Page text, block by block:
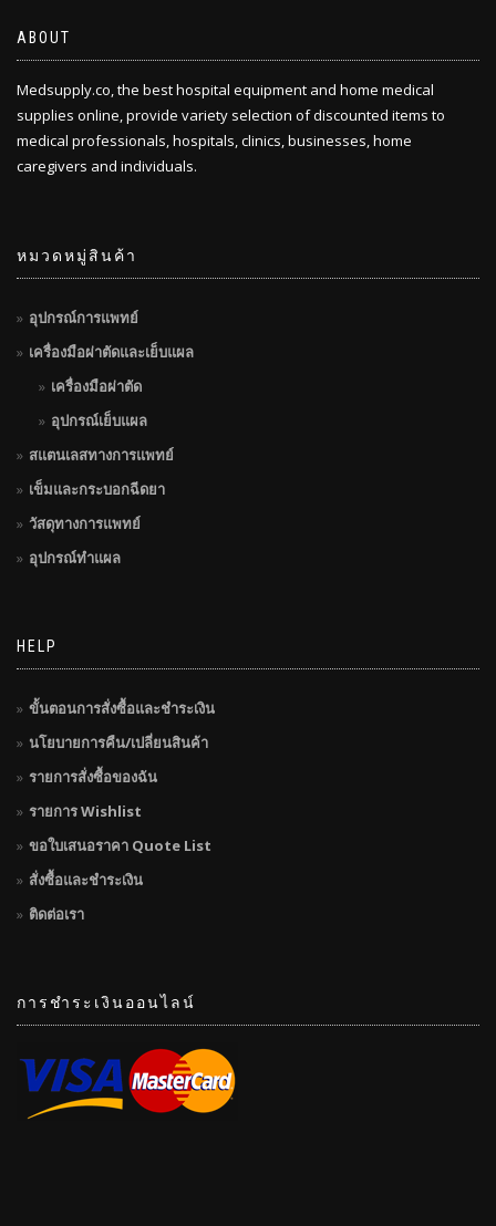
ABOUT
Medsupply.co, the best hospital equipment and home medical
supplies online, provide variety selection of discounted items to
medical professionals, hospitals, clinics, businesses, home
caregivers and individuals.
หมวดหมู่สินค้า
อุปกรณ์การแพทย์
เครื่องมือผ่าตัดและเย็บแผล
เครื่องมือผ่าตัด
อุปกรณ์เย็บแผล
สแตนเลสทางการแพทย์
เข็มและกระบอกฉีดยา
วัสดุทางการแพทย์
อุปกรณ์ทำแผล
HELP
ขั้นตอนการสั่งซื้อและชำระเงิน
นโยบายการคืน/เปลี่ยนสินค้า
รายการสั่งซื้อของฉัน
รายการ Wishlist
ขอใบเสนอราคา Quote List
สั่งซื้อและชำระเงิน
ติดต่อเรา
การชำระเงินออนไลน์